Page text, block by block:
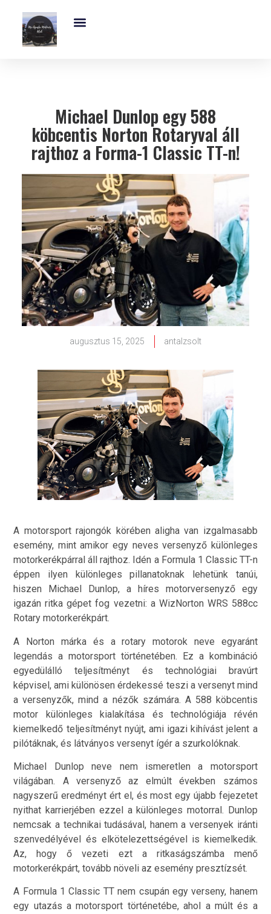
Michael Dunlop egy 588
köbcentis Norton Rotaryval áll
rajthoz a Forma-1 Classic TT-n!
augusztus 15, 2025 antalzsolt
A motorsport rajongók körében aligha van izgalmasabb
esemény, mint amikor egy neves versenyző különleges
motorkerékpárral áll rajthoz. Idén a Formula 1 Classic TT-n
éppen ilyen különleges pillanatoknak lehetünk tanúi,
hiszen Michael Dunlop, a híres motorversenyző egy
igazán ritka gépet fog vezetni: a WizNorton WRS 588cc
Rotary motorkerékpárt.
A Norton márka és a rotary motorok neve egyaránt
legendás a motorsport történetében. Ez a kombináció
egyedülálló teljesítményt és technológiai bravúrt
képvisel, ami különösen érdekessé teszi a versenyt mind
a versenyzők, mind a nézők számára. A 588 köbcentis
motor különleges kialakítása és technológiája révén
kiemelkedő teljesítményt nyújt, ami igazi kihívást jelent a
pilótáknak, és látványos versenyt ígér a szurkolóknak.
Michael Dunlop neve nem ismeretlen a motorsport
világában. A versenyző az elmúlt években számos
nagyszerű eredményt ért el, és most egy újabb fejezetet
nyithat karrierjében ezzel a különleges motorral. Dunlop
nemcsak a technikai tudásával, hanem a versenyek iránti
szenvedélyével és elkötelezettségével is kiemelkedik.
Az, hogy ő vezeti ezt a ritkaságszámba menő
motorkerékpárt, tovább növeli az esemény presztízsét.
A Formula 1 Classic TT nem csupán egy verseny, hanem
egy utazás a motorsport történetébe, ahol a múlt és a